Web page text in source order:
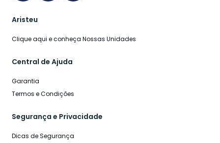
Aristeu
Clique aqui e conheça Nossas Unidades
Central de Ajuda
Garantia
Termos e Condições
Segurança e Privacidade
Dicas de Segurança